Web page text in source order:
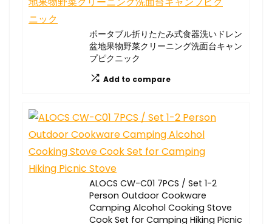
ポータブル折りたたみ式食器洗いドレン
盆地果物野菜クリーニング洗面台キャン
プピクニック
Add to compare
ALOCS CW-C01 7PCS / Set 1-2
Person Outdoor Cookware
Camping Alcohol Cooking Stove
Cook Set for Camping Hiking Picnic